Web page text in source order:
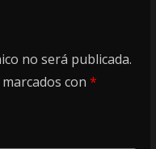
no será publicada.
con *